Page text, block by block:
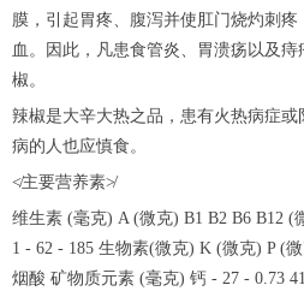
膜，引起胃疼、腹泻并使肛门烧灼刺
血。因此，凡患食管炎、胃溃疡以及
椒。
辣椒是大辛大热之品，患有火热病症
病的人也应慎食。
≮主要营养素≯
维生素 (毫克) A (微克) B1 B2 B6 B12 (
1 - 62 - 185 生物素(微克) K (微克) P (
烟酸 矿物质元素 (毫克) 钙 - 27 - 0.73